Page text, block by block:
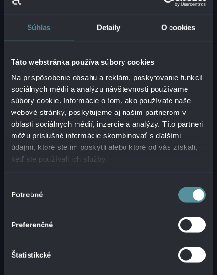
Súhlas Detaily O cookies
Táto webstránka používa súbory cookies
Na prispôsobenie obsahu a reklám, poskytovanie funkcií
sociálnych médií a analýzu návštevnosti používame
súbory cookie. Informácie o tom, ako používate naše
webové stránky, poskytujeme aj našim partnerom v
oblasti sociálnych médií, inzercie a analýzy. Títo partneri
môžu príslušné informácie skombinovať s ďalšími
údajmi, ktoré ste im poskytli alebo ktoré od vás získali,
keď ste používali ich služby.
súhlasu
Potrebné
Preferenčné
Štatistikcké
predovšetkým na zvýšenie transparentnosti,
zjednotenie pravidiel a vytvorenie jasného rámca
Spoločnosť Alanata bude v nasledujúcom
období postupne komunikovať so zákazníkmi o
zosúladení existujúcich zmluvných vzťahov a
licenčných podmienok.
EOFFICE AKO SÚČASŤ
pomáhajú organizáciám efektívnejšie riadiť
. V prostredí verejnej